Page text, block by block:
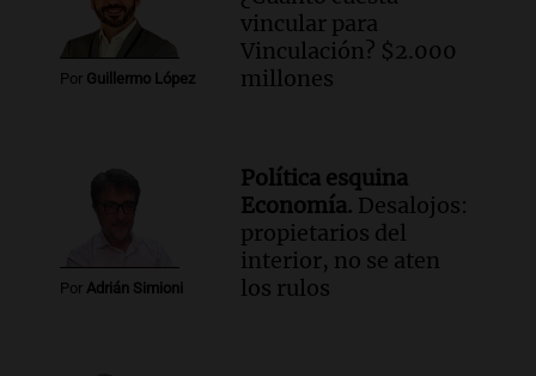
Episodios
Audio.
Una mujer de 40 años muere en
un accidente en la Ruta 321 cerca de
Audio.El Tesoro Nacional captura 12
billones de pesos y genera excedente de
liquidez de 4 billones
Panorama Federal
Por Guillermo López
vincular para
Vinculación? $2.000
millones
Por Adrián Simioni
Política esquina
Economía. Desalojos:
propietarios del
interior, no se aten
los rulos